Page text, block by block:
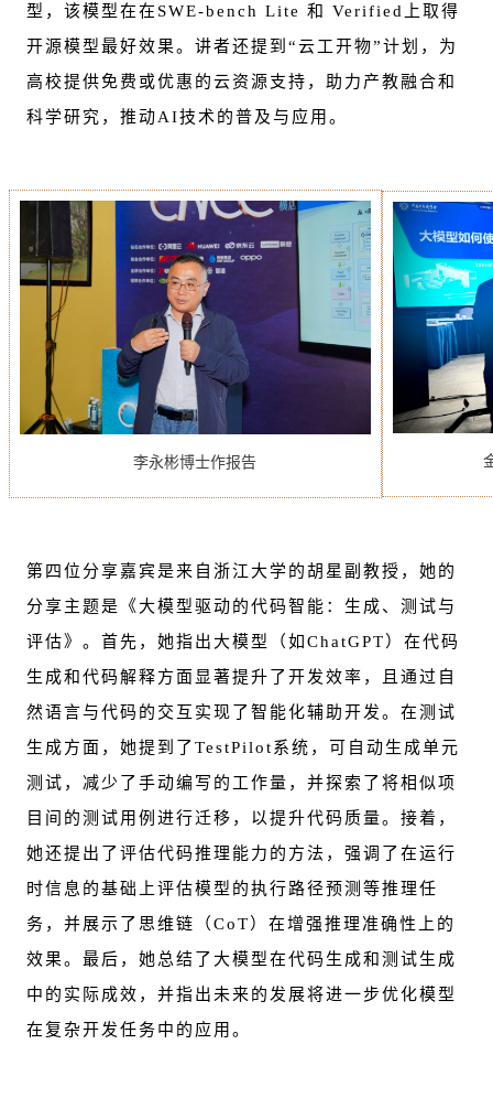
型，该模型在在SWE-bench Lite 和 Verified
上取得
开源模型最好效果。讲者还提到“云工开物”计划，为
高校提供免费或优惠的云资源支持，助力产教融合和
科学研究，推动AI技术的普及与应用。
李永彬博士作报告
第四位分享嘉宾是来自浙江大学的胡星副教授，她的
分享主题是《大模型驱动的代码智能：生成、测试与
评估》。首先，她指出大模型（如ChatGPT）在代码
生成和代码解释方面显著提升了开发效率，且通过自
然语言与代码的交互实现了智能化辅助开发。在测试
生成方面，她提到了TestPilot系统，可自动生成单元
测试，减少了手动编写的工作量，并探索了将相似项
目间的测试用例进行迁移，以提升代码质量。接着，
她还提出了评估代码推理能力的方法，强调了在运行
时信息的基础上评估模型的执行路径预测等推理任
务，并展示了思维链（CoT）在增强推理准确性上的
效果。最后，她总结了大模型在代码生成和测试生成
中的实际成效，并指出未来的发展将进一步优化模型
在复杂开发任务中的应用。